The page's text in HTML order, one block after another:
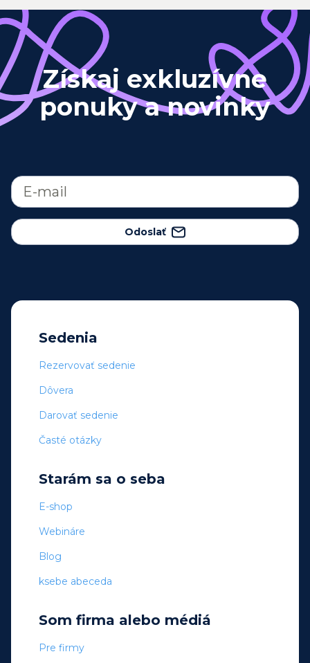
Získaj exkluzívne
ponuky a novinky
Odoslať
Sedenia
Rezervovať sedenie
Dôvera
Darovať sedenie
Časté otázky
Starám sa o seba
E-shop
Webináre
Blog
ksebe abeceda
Som firma alebo médiá
Pre firmy